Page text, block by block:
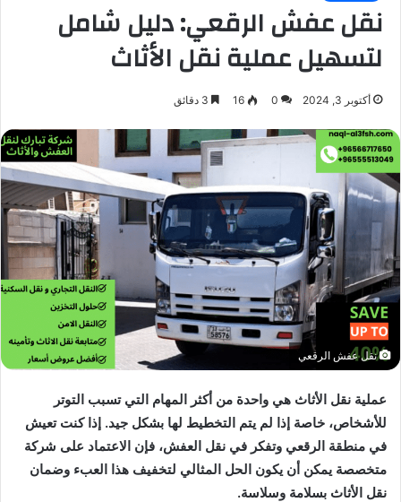
نقل عفش الرقعي: دليل شامل
لتسهيل عملية نقل الأثاث
أكتوبر 3, 2024 0
16
نقل عفش الرقعي
عملية نقل الأثاث هي واحدة من أكثر المهام التي تسبب التوتر
للأشخاص، خاصة إذا لم يتم التخطيط لها بشكل جيد. إذا كنت تعيش
في منطقة الرقعي وتفكر في نقل العفش، فإن الاعتماد على شركة
متخصصة يمكن أن يكون الحل المثالي لتخفيف هذا العبء وضمان
نقل الأثاث بسلامة وسلاسة.